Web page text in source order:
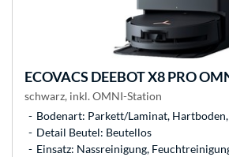
ECOVACS DEEBOT X8 PRO
schwarz, inkl. OMNI-Station
Bodenart: Parkett/Laminat,
Detail Beutel: Beutellos
Einsatz: Nassreinigung,